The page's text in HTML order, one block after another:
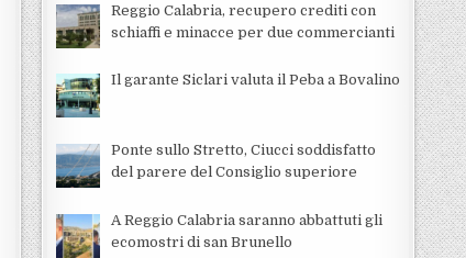
Reggio Calabria, recupero crediti con
schiaffi e minacce per due commercianti
Il garante Siclari valuta il Peba a Bovalino
Ponte sullo Stretto, Ciucci soddisfatto
del parere del Consiglio superiore
A Reggio Calabria saranno abbattuti gli
ecomostri di san Brunello